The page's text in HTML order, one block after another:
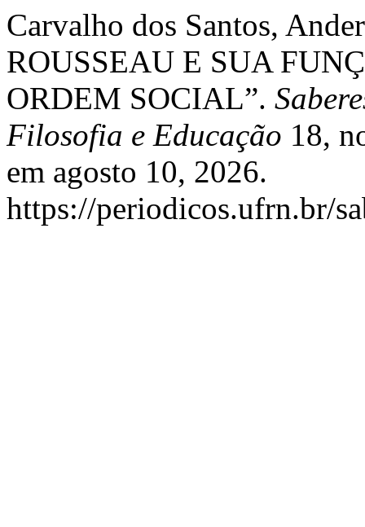
Carvalho dos Santos,
ROUSSEAU E SUA
ORDEM SOCIAL”.
Filosofia e Educação 18,
em agosto 10, 2026.
https://periodicos.ufrn.br/